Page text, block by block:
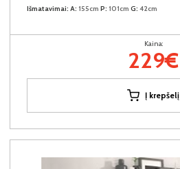
Išmatavimai: A: 155cm P: 101cm G: 42cm
Kaina:
229€
Į krepšelį